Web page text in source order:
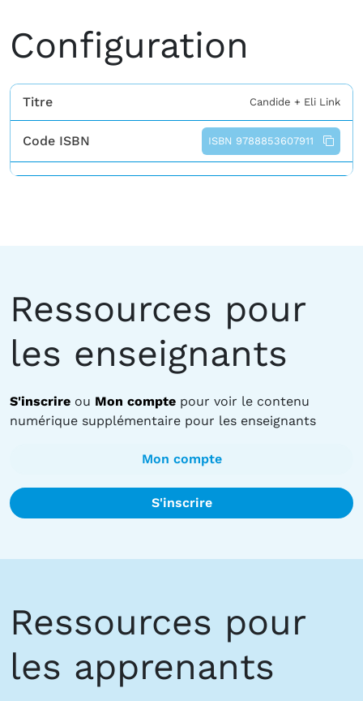
Configuration
Titre Candide + Eli Link
Code ISBN ISBN 9788853607911
Ressources pour
les enseignants
S'inscrire ou Mon compte pour voir le contenu
numérique supplémentaire pour les enseignants
Mon compte
S'inscrire
Ressources pour
les apprenants